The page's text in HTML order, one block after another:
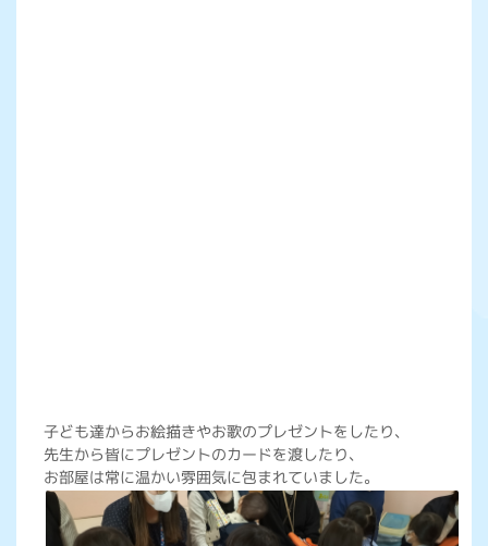
子ども達からお絵描きやお歌のプレゼントをしたり、
先生から皆にプレゼントのカードを渡したり、
お部屋は常に温かい雰囲気に包まれていました。